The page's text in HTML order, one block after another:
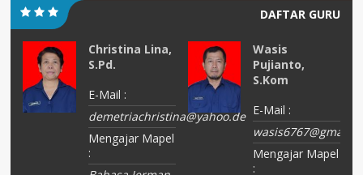
DAFTAR GURU
Christina Lina,
S.Pd.
E-Mail :
demetriachristina@yahoo.de
Mengajar Mapel
:
Wasis
Pujianto,
S.Kom
E-Mail :
Mengajar Mapel
: